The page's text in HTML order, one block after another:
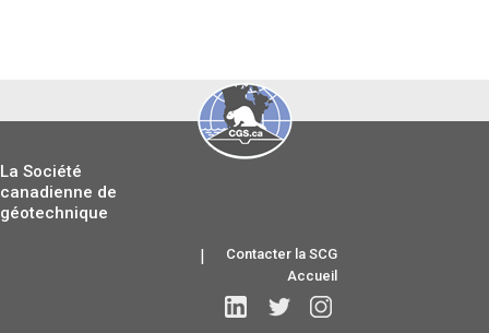
La Société
canadienne de
géotechnique
Contacter la SCG
|
Accueil